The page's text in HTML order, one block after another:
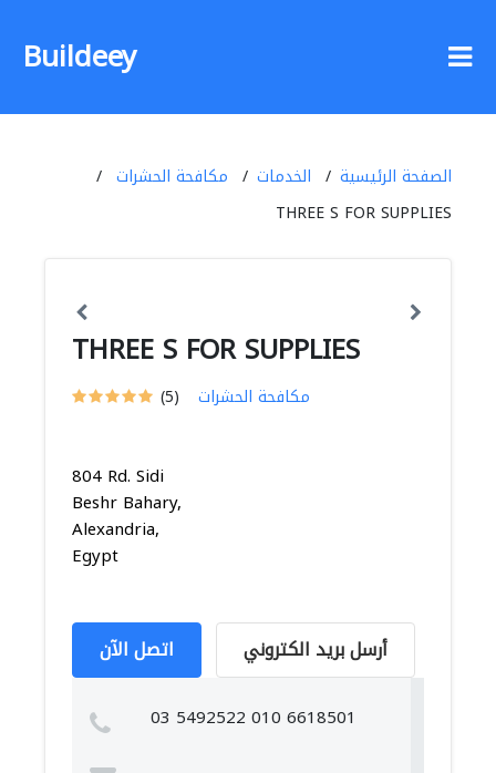
Buildeey
الصفحة الرئيسية الخدمات
مكافحة الحشرات
THREE S FOR SUPPLIES
THREE S FOR SUPPLIES
(5) مكافحة الحشرات
804 Rd. Sidi
Beshr Bahary,
Alexandria,
Egypt
اتصل الآن أرسل بريد الكتروني
03 5492522 010 6618501